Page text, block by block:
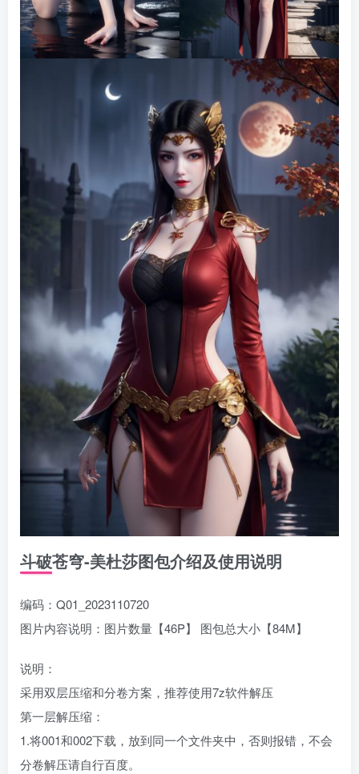
斗破苍穹-美杜莎图包介绍及使用说明
编码：Q01_2023110720
图片内容说明：图片数量【46P】 图包总大小【84M】
说明：
采用双层压缩和分卷方案，推荐使用7z软件解压
第一层解压缩：
1.将001和002下载，放到同一个文件夹中，否则报错，不会
分卷解压请自行百度。